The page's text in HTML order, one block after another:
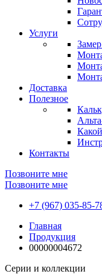
Услуги
Доставка
Полезное
Контакты
Позвоните мне
Позвоните мне
+7 (967) 035-85-
Главная
Продукция
00000004672
Серии и коллекции